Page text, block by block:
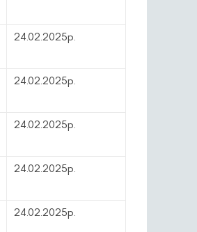
24.02.2025р.
24.02.2025р.
24.02.2025р.
24.02.2025р.
24.02.2025р.